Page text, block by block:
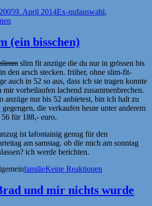
9. April 2014Kategorien
Ex-nufSchlagwörter
auswahl,
(ein bisschen)
slim fit anzüge die du nur in grössen bis
den arsch stecken. früher, ohne slim-fit-
auch in 52 so aus, dass ich sie tragen konnte
mir vorbeilaufen lachend zusammenbrechen.
anzüge nur bis 52 anbietest, bin ich halt zu
gegengen, die verkaufen heute unter anderem
für 188,- euro.
ist lafontainig genug für den
am samstag. ob die mich am sonntag
ich werde berichten.
Schlagwörter
familieKeine Reaktionen
und mir nichts wurde